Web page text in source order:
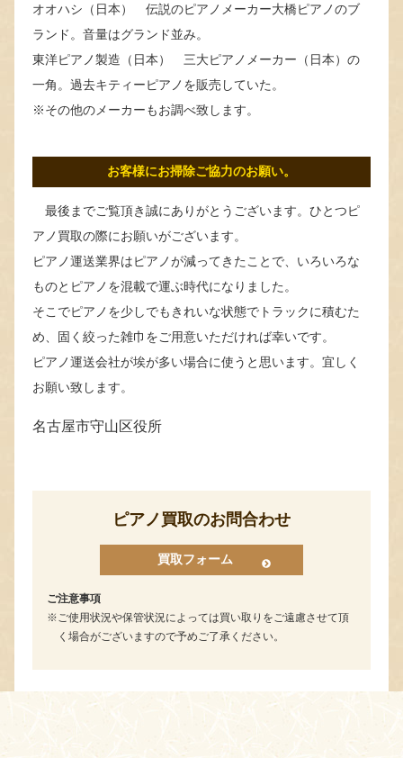
オオハシ（日本） 伝説のピアノメーカー大橋ピアノのブ
ランド。音量はグランド並み。
東洋ピアノ製造（日本） 三大ピアノメーカー（日本）の
一角。過去キティーピアノを販売していた。
※その他のメーカーもお調べ致します。
お客様にお掃除ご協力のお願い。
最後までご覧頂き誠にありがとうございます。ひとつピ
アノ買取の際にお願いがございます。
ピアノ運送業界はピアノが減ってきたことで、いろいろな
ものとピアノを混載で運ぶ時代になりました。
そこでピアノを少しでもきれいな状態でトラックに積むた
め、固く絞った雑巾をご用意いただければ幸いです。
ピアノ運送会社が埃が多い場合に使うと思います。宜しく
お願い致します。
名古屋市守山区役所
ピアノ買取のお問合わせ
買取フォーム
ご注意事項
ご使用状況や保管状況によっては買い取りをご遠慮させて頂
く場合がございますので予めご了承ください。